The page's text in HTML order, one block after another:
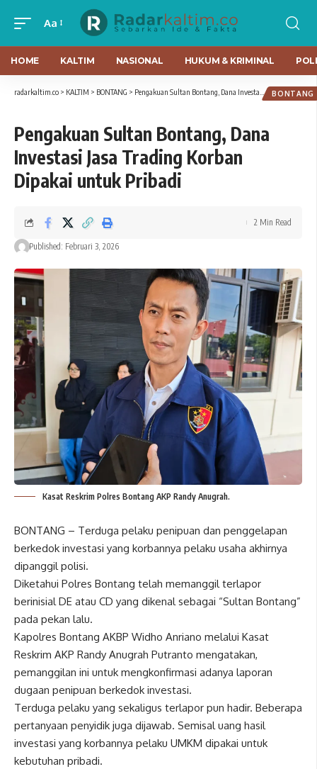
Aa
HOME KALTIM NASIONAL HUKUM & KRIMINAL
radarkaltim.co > KALTIM > BONTANG > Pengakuan Sultan Bontang, Dana Investasi Jasa Trading Korban Dipakai untuk Pribadi BONTANG
Pengakuan Sultan Bontang, Dana
Investasi Jasa Trading Korban
Dipakai untuk Pribadi
Published: Februari 3, 2026
2 Min Read
Kasat Reskrim Polres Bontang AKP Randy Anugrah.
BONTANG – Terduga pelaku penipuan dan penggelapan
berkedok investasi yang korbannya pelaku usaha akhirnya
dipanggil polisi.
Diketahui Polres Bontang telah memanggil terlapor
berinisial DE atau CD yang dikenal sebagai “Sultan Bontang”
pada pekan lalu.
Kapolres Bontang AKBP Widho Anriano melalui Kasat
Reskrim AKP Randy Anugrah Putranto mengatakan,
pemanggilan ini untuk mengkonfirmasi adanya laporan
dugaan penipuan berkedok investasi.
Terduga pelaku yang sekaligus terlapor pun hadir. Beberapa
pertanyaan penyidik juga dijawab. Semisal uang hasil
investasi yang korbannya pelaku UMKM dipakai untuk
kebutuhan pribadi.